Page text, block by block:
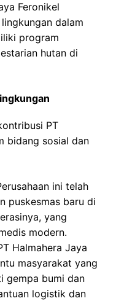
Feronikel
dalam
program
hutan di
PT
bidang sosial dan
ini telah
puskesmas baru di
yang
modern.
Halmahera Jaya
masyarakat yang
gempa bumi dan
logistik dan